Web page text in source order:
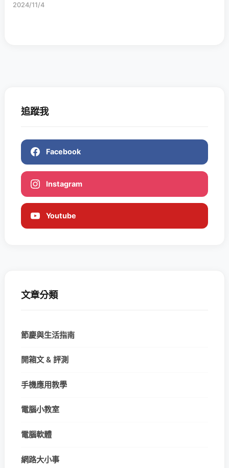
2024/11/4
追蹤我
Facebook
Instagram
Youtube
文章分類
節慶與生活指南
開箱文 & 評測
手機應用教學
電腦小教室
電腦軟體
網路大小事